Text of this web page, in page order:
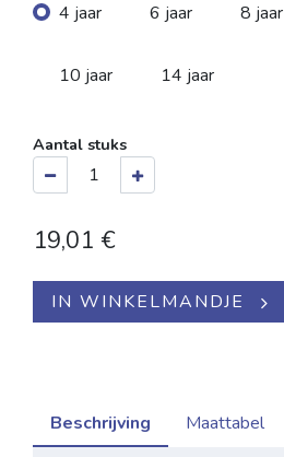
4 jaar 6 jaar 8 jaar
10 jaar 14 jaar
Aantal stuks
19,01 €
IN WINKELMANDJE
Beschrijving Maattabel